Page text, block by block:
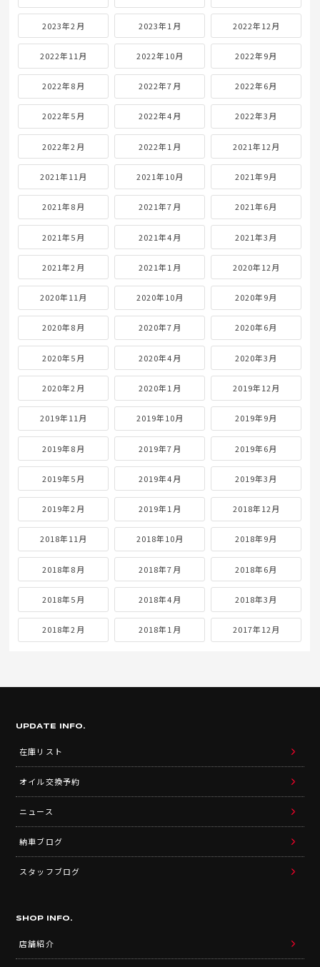
2023年2月 2023年1月 2022年12月
2022年11月 2022年10月 2022年9月
2022年8月 2022年7月 2022年6月
2022年5月 2022年4月 2022年3月
2022年2月 2022年1月 2021年12月
2021年11月 2021年10月 2021年9月
2021年8月 2021年7月 2021年6月
2021年5月 2021年4月 2021年3月
2021年2月 2021年1月 2020年12月
2020年11月 2020年10月 2020年9月
2020年8月 2020年7月 2020年6月
2020年5月 2020年4月 2020年3月
2020年2月 2020年1月 2019年12月
2019年11月 2019年10月 2019年9月
2019年8月 2019年7月 2019年6月
2019年5月 2019年4月 2019年3月
2019年2月 2019年1月 2018年12月
2018年11月 2018年10月 2018年9月
2018年8月 2018年7月 2018年6月
2018年5月 2018年4月 2018年3月
2018年2月 2018年1月 2017年12月
UPDATE INFO.
在庫リスト
オイル交換予約
ニュース
納車ブログ
スタッフブログ
SHOP INFO.
店舗紹介